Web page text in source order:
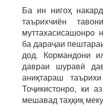
Ба ин нигоҳ
таърихчиён
муттахасисашонро
ба дараҷаи
дод. Кормандони
давраи шуравӣ
аниқтараш
Тоҷикистонро, ки
мешавад таҳқиқ